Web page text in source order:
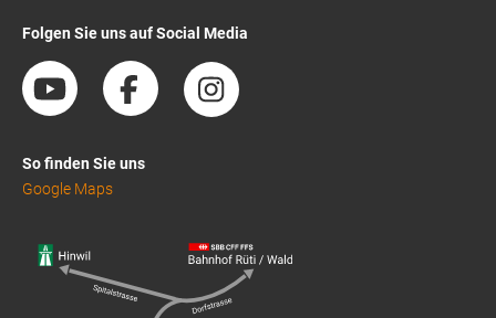
Folgen Sie uns auf Social Media
So finden Sie uns
Google Maps